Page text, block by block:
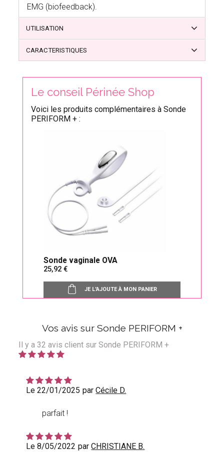
EMG (biofeedback).
UTILISATION
CARACTERISTIQUES
Le conseil Périnée Shop
Voici les produits complémentaires à Sonde
PERIFORM + :
Sonde vaginale OVA
25,92
JE L'AJOUTE À MON PANIER
Vos avis sur Sonde PERIFORM +
Il y a32 avis client sur Sonde PERIFORM +
Le 22/01/2025 parCécile D.
parfait !
Le 8/05/2022 parCHRISTIANE B.